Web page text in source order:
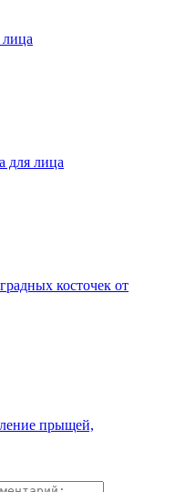
для лица
косточек от
прыщей,